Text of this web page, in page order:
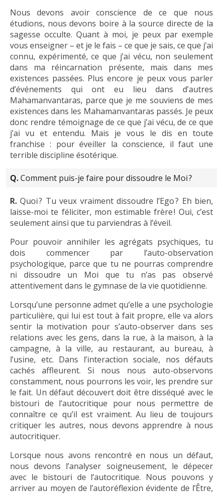
Nous devons avoir conscience de ce que nous
étudions, nous devons boire à la source directe de la
sagesse occulte. Quant à moi, je peux par exemple
vous enseigner – et je le fais – ce que je sais, ce que j’ai
connu, expérimenté, ce que j’ai vécu, non seulement
dans ma réincarnation présente, mais dans mes
existences passées. Plus encore je peux vous parler
d’événements qui ont eu lieu dans d’autres
Mahamanvantaras, parce que je me souviens de mes
existences dans les Mahamanvantaras passés. Je peux
donc rendre témoignage de ce que j’ai vécu, de ce que
j’ai vu et entendu. Mais je vous le dis en toute
franchise : pour éveiller la conscience, il faut une
terrible discipline ésotérique.
Q.Comment puis-je faire pour dissoudre le Moi ?
R. Quoi ? Tu veux vraiment dissoudre l’Ego ? Eh bien,
laisse-moi te féliciter, mon estimable frère ! Oui, c’est
seulement ainsi que tu parviendras à l’éveil.
Pour pouvoir annihiler les agrégats psychiques, tu
dois commencer par l’auto-observation
psychologique, parce que tu ne pourras comprendre
ni dissoudre un Moi que tu n’as pas observé
attentivement dans le gymnase de la vie quotidienne.
Lorsqu’une personne admet qu’elle a une psychologie
particulière, qui lui est tout à fait propre, elle va alors
sentir la motivation pour s’auto-observer dans ses
relations avec les gens, dans la rue, à la maison, à la
campagne, à la ville, au restaurant, au bureau, à
l’usine, etc. Dans l’interaction sociale, nos défauts
cachés affleurent. Si nous nous auto-observons
constamment, nous pourrons les voir, les prendre sur
le fait. Un défaut découvert doit être disséqué avec le
bistouri de l’autocritique pour nous permettre de
connaître ce qu’il est vraiment. Au lieu de toujours
critiquer les autres, nous devons apprendre à nous
autocritiquer.
Lorsque nous avons rencontré en nous un défaut,
nous devons l’analyser soigneusement, le dépecer
avec le bistouri de l’autocritique. Nous pouvons y
arriver au moyen de l’autoréflexion évidente de l’Être,